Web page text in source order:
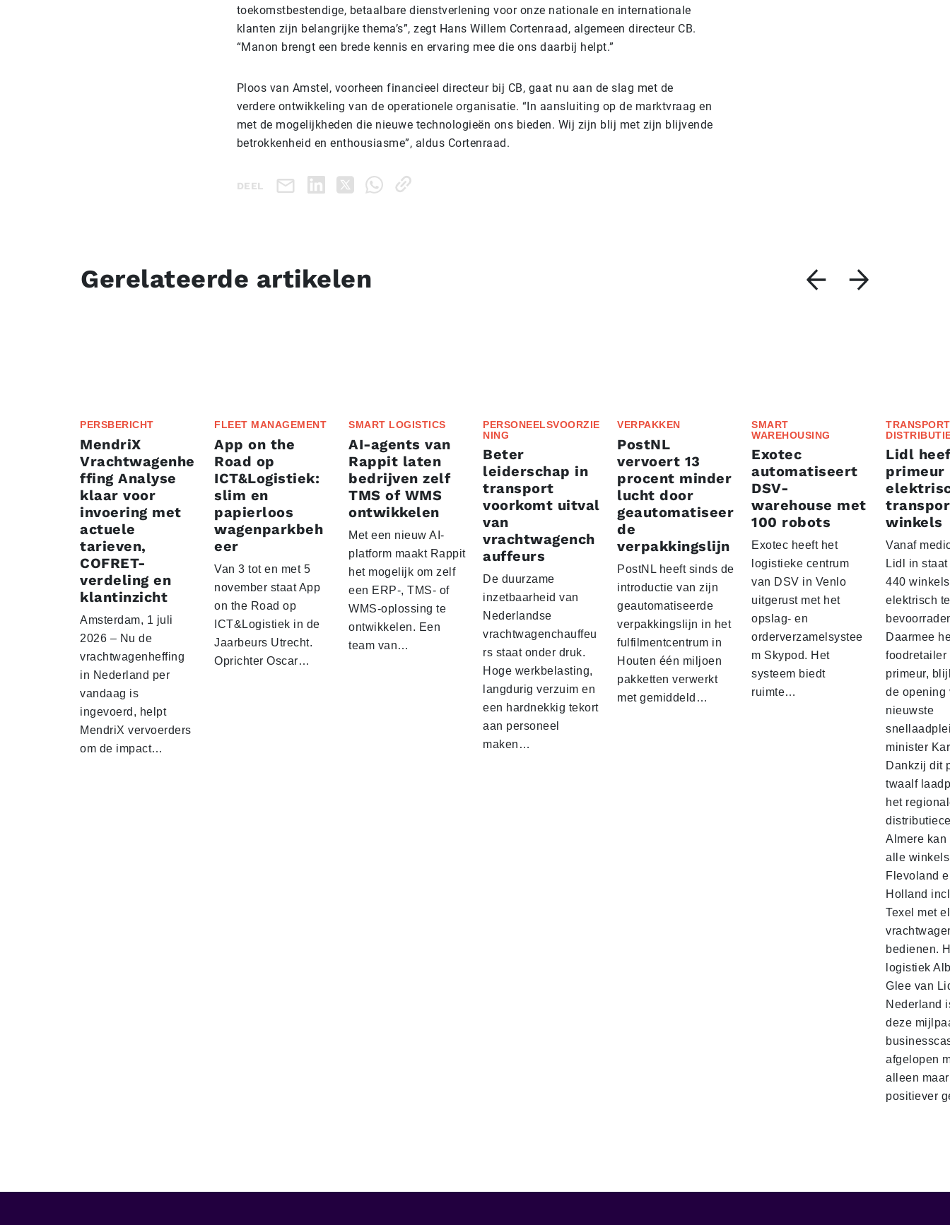
toekomstbestendige, betaalbare dienstverlening voor onze nationale en internationale
klanten zijn belangrijke thema’s”, zegt Hans Willem Cortenraad, algemeen directeur CB.
“Manon brengt een brede kennis en ervaring mee die ons daarbij helpt.”
Ploos van Amstel, voorheen financieel directeur bij CB, gaat nu aan de slag met de
verdere ontwikkeling van de operationele organisatie. “In aansluiting op de marktvraag en
met de mogelijkheden die nieuwe technologieën ons bieden. Wij zijn blij met zijn blijvende
betrokkenheid en enthousiasme”, aldus Cortenraad.
DEEL
Gerelateerde artikelen
PERSBERICHT
MendriX
Vrachtwagenhe
ffing Analyse
klaar voor
invoering met
actuele
tarieven,
COFRET-
verdeling en
klantinzicht
Amsterdam, 1 juli
2026 – Nu de
vrachtwagenheffing
in Nederland per
vandaag is
ingevoerd, helpt
MendriX vervoerders
om de impact…
FLEET MANAGEMENT
App on the
Road op
ICT&Logistiek:
slim en
papierloos
wagenparkbeh
eer
Van 3 tot en met 5
november staat App
on the Road op
ICT&Logistiek in de
Jaarbeurs Utrecht.
Oprichter Oscar…
SMART LOGISTICS
AI-agents van
Rappit laten
bedrijven zelf
TMS of WMS
ontwikkelen
Met een nieuw AI-
platform maakt Rappit
het mogelijk om zelf
een ERP-, TMS- of
WMS-oplossing te
ontwikkelen. Een
team van…
PERSONEELSVOORZIE
NING
Beter
leiderschap in
transport
voorkomt uitval
van
vrachtwagench
auffeurs
De duurzame
inzetbaarheid van
Nederlandse
vrachtwagenchauffeu
rs staat onder druk.
Hoge werkbelasting,
langdurig verzuim en
een hardnekkig tekort
aan personeel
maken…
VERPAKKEN
PostNL
vervoert 13
procent minder
lucht door
geautomatiseer
de
verpakkingslijn
PostNL heeft sinds de
introductie van zijn
geautomatiseerde
verpakkingslijn in het
fulfilmentcentrum in
Houten één miljoen
pakketten verwerkt
met gemiddeld…
SMART
WAREHOUSING
Exotec
automatiseert
DSV-
warehouse met
100 robots
Exotec heeft het
logistieke centrum
van DSV in Venlo
uitgerust met het
opslag- en
orderverzamelsystee
m Skypod. Het
systeem biedt
ruimte…
Lidl
primeur
winkels
Vanaf
Lidl in
440 winkels
elektrisch te
Daarmee
foodretailer
primeur,
de opening
nieuwste
minister
Dankzij dit
twaalf
het
Almere
alle
Flevoland
Holland
Texel met
bedienen.
logistiek
Glee van
Nederland
deze
afgelopen
alleen maar
positiever